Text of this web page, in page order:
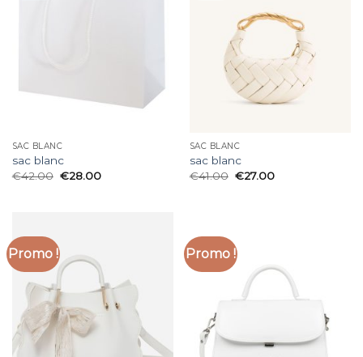
SAC BLANC
sac blanc
€42.00 €28.00
SAC BLANC
sac blanc
€41.00 €27.00
Promo ! Promo !